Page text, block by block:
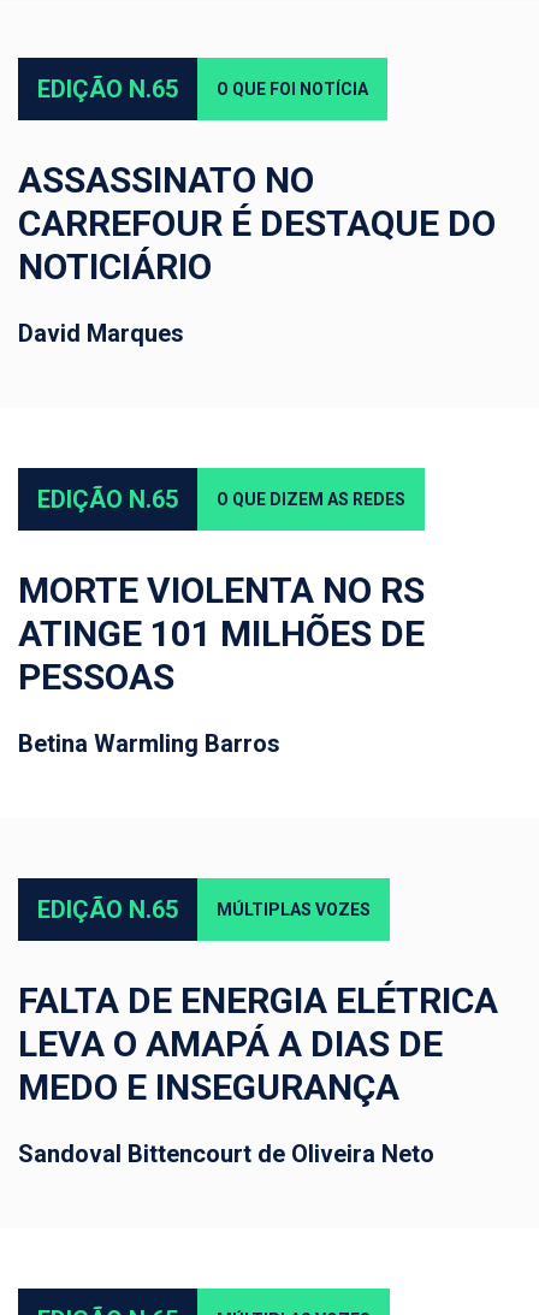
EDIÇÃO N.65 O QUE FOI NOTÍCIA
ASSASSINATO NO
CARREFOUR É DESTAQUE DO
NOTICIÁRIO
David Marques
EDIÇÃO N.65 O QUE DIZEM AS REDES
MORTE VIOLENTA NO RS
ATINGE 101 MILHÕES DE
PESSOAS
Betina Warmling Barros
EDIÇÃO N.65 MÚLTIPLAS VOZES
FALTA DE ENERGIA ELÉTRICA
LEVA O AMAPÁ A DIAS DE
MEDO E INSEGURANÇA
Sandoval Bittencourt de Oliveira Neto